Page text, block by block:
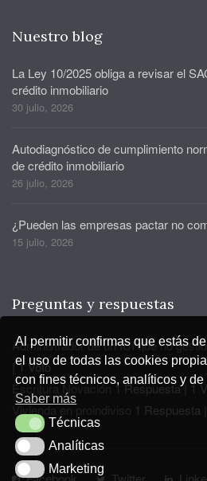
Al permitir confirmas que estás
el uso de todas las cookies
con fines técnicos, analíticos y de
Saber más
TécnicasTécnicas
AnalíticasAnalíticas
MarketingMarketing
Nuestro blog
La Ley 10/2025 obliga a revisar el
crédito inmobiliario
30 julio, 2026
Autodiagnóstico de cumplimiento
de crédito inmobiliario
26 julio, 2026
¿Pueden las empresas pactar no
15 julio, 2026
Preguntas y respuestas
Administrador de un ICI que no
|1 Voto
Escritura Novación1 Respuesta| 1
Vivienda en proindiviso
1 Respuesta